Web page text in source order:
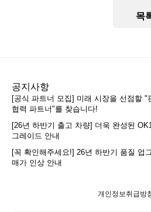
목
공지사항
[공식 파트너 모집] 미래 시장을 선점할 "
협력 파트너"를 찾습니다!
[26년 하반기 출고 차량] 더욱 완성된
그레이드 안내
[꼭 확인해주세요!] 26년 하반기 품질 업
매가 인상 안내
개인정보취급방